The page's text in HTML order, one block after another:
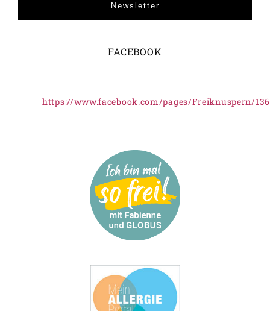
Newsletter
FACEBOOK
https://www.facebook.com/pages/Freiknuspern/